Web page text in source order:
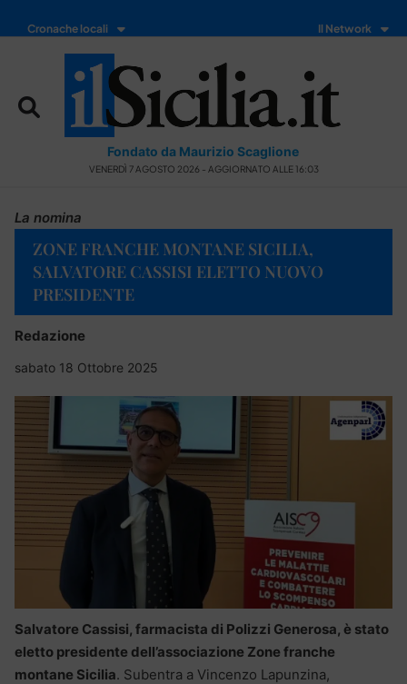
Cronache locali Il Network
Fondato da Maurizio Scaglione
VENERDÌ 7 AGOSTO 2026 - AGGIORNATO ALLE 16:03
La nomina
ZONE FRANCHE MONTANE SICILIA,
SALVATORE CASSISI ELETTO NUOVO
PRESIDENTE
Redazione
sabato 18 Ottobre 2025
Salvatore Cassisi, farmacista di Polizzi Generosa, è stato
eletto presidente dell’associazione Zone franche
montane Sicilia. Subentra a Vincenzo Lapunzina,